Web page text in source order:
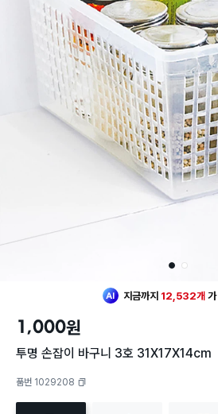
1 2
지금까지 12,532개 가
1,000원
투명 손잡이 바구니 3호 31X17X14cm
품번 1029208